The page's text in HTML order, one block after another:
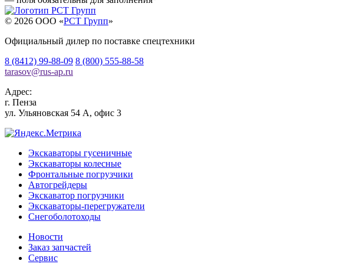
© 2026 OOO «РСТ Групп»
Официальный дилер по поставке спецтехники
8 (8412) 99-88-09 8 (800) 555-88-58
tarasov@rus-ap.ru
Адрес:
г. Пенза
ул. Ульяновская 54 А, офис 3
Экскаваторы гусеничные
Экскаваторы колесные
Фронтальные погрузчики
Автогрейдеры
Экскаватор погрузчики
Экскаваторы-перегружатели
Снегоболотоходы
Новости
Заказ запчастей
Сервис